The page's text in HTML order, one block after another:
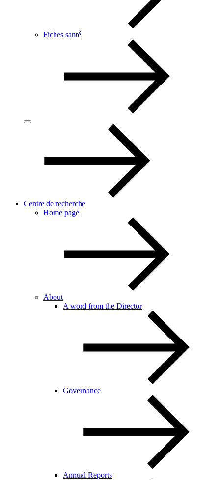
Fiches santé
Centre de recherche
Home page
About
A word from the Director
Governance
Annual Reports